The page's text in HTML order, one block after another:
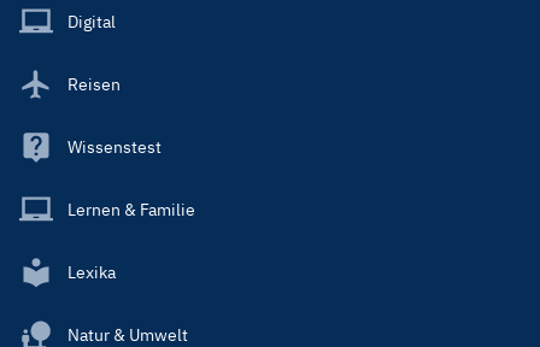
Main
Digital
Reisen
Wissenstest
Lernen & Familie
Lexika
Natur & Umwelt